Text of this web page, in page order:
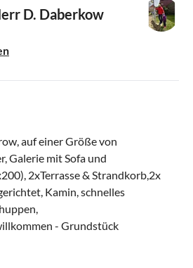
D. Daberkow
auf einer Größe von
Galerie mit Sofa und
2xTerrasse & Strandkorb,2x
Kamin, schnelles
- Grundstück